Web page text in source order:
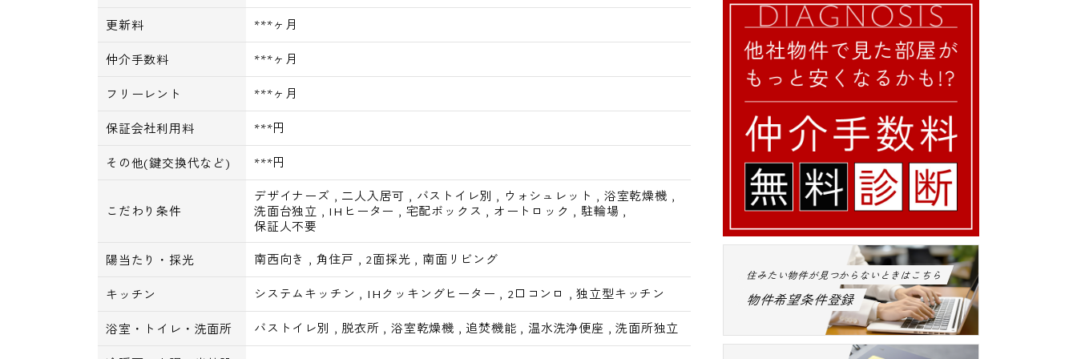
更新料 ***ヶ月
仲介手数料 ***ヶ月
フリーレント ***ヶ月
保証会社利用料 ***円
その他(鍵交換代など) ***円
こだわり条件
デザイナーズ , 二人入居可 , バストイレ別 , ウォシュレット , 浴室乾燥機 ,
洗面台独立 , IHヒーター , 宅配ボックス , オートロック , 駐輪場 ,
保証人不要
陽当たり・採光 南西向き , 角住戸 , 2面採光 , 南面リビング
キッチン システムキッチン , IHクッキングヒーター , 2口コンロ ,独立型キッチン
浴室・トイレ・洗面所 バストイレ別 , 脱衣所 ,浴室乾燥機 , 追焚機能 , 温水洗浄便座 ,洗面所独立
住みたい物件が見つからないときはこちら
物件希望条件登録